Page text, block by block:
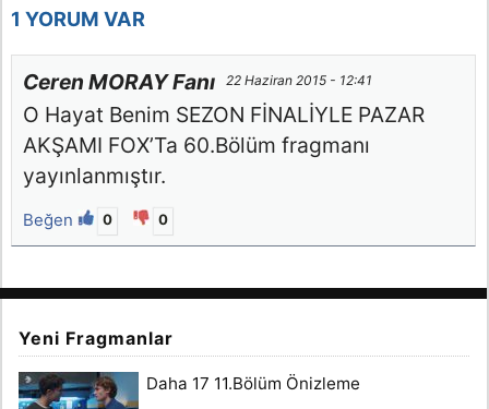
1 YORUM VAR
Ceren MORAY Fanı 22 Haziran 2015 - 12:41
O Hayat Benim SEZON FİNALİYLE PAZAR
AKŞAMI FOX’Ta 60.Bölüm fragmanı
yayınlanmıştır.
Beğen 0 0
Yeni Fragmanlar
Daha 17 11.Bölüm Önizleme